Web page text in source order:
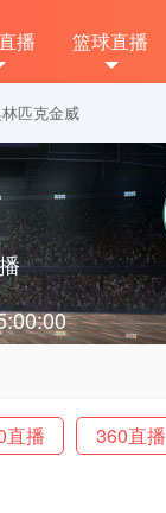
播 篮球直播
匹克金威
直播 360直播